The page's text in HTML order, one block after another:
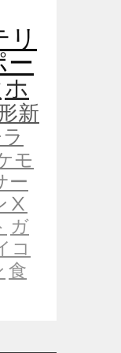
リ
ー
ホ
新
モ
ー
Ⅹ
ガ
コ
食